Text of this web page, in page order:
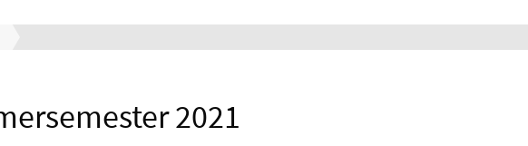
2021